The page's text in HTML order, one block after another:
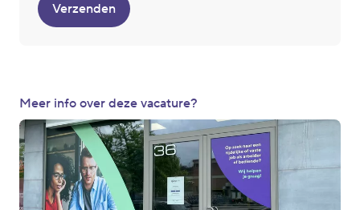
Verzenden
Meer info over deze vacature?